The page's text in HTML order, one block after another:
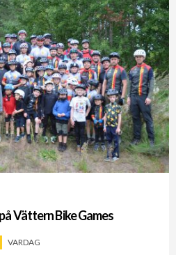
Vättern Bike Games
VARDAG